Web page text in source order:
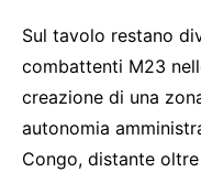
Sul tavolo restano
combattenti M23
creazione di una
autonomia
Congo, distante